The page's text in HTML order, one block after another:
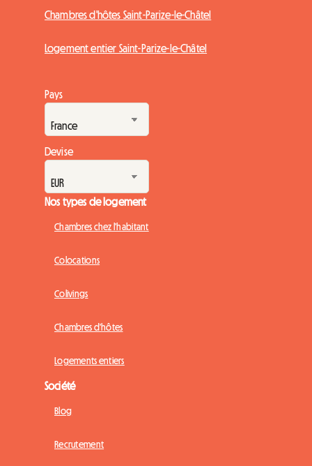
Chambres d'hôtes Saint-Parize-le-Châtel
Logement entier Saint-Parize-le-Châtel
Pays
Devise
Nos types de logement
Chambres chez l'habitant
Colocations
Colivings
Chambres d'hôtes
Logements entiers
Société
Blog
Recrutement